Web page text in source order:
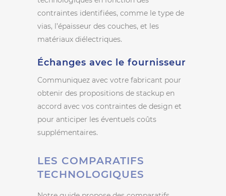
contraintes identifiées, comme le type de
vias, l’épaisseur des couches, et les
matériaux diélectriques.
Échanges avec le fournisseur
Communiquez avec votre fabricant pour
obtenir des propositions de stackup en
accord avec vos contraintes de design et
pour anticiper les éventuels coûts
supplémentaires.
LES COMPARATIFS
TECHNOLOGIQUES